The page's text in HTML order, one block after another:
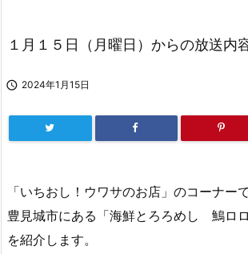
１月１５日（月曜日）からの放送内
 2024年1月15日
「いちおし！ウワサのお店」のコーナーで
豊見城市にある「海鮮とろろめし 鷠ロロ
を紹介します。